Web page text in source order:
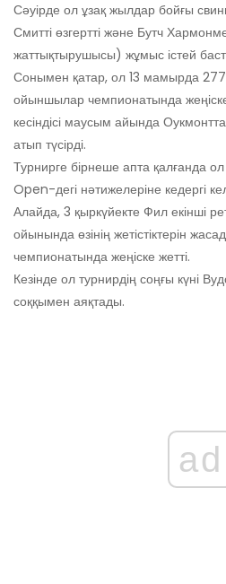
Сәуірде ол ұзақ жылдар бойғы
Смитті өзгертті және Бутч
жаттықтырушысы) жұмыс істей
Сонымен қатар, ол 13 мамырда 277-
ойыншылар чемпионатында
кесіндісі маусым айында
атып түсірді.
Турнирге бірнеше апта қалғанда
Open-дегі нәтижелеріне кедергі
Алайда, 3 қыркүйекте Фил екінші
ойынында өзінің жетістіктерін
чемпионатында жеңіске жетті.
Кезінде ол турнирдің соңғы күні
соққымен аяқтады.
ad